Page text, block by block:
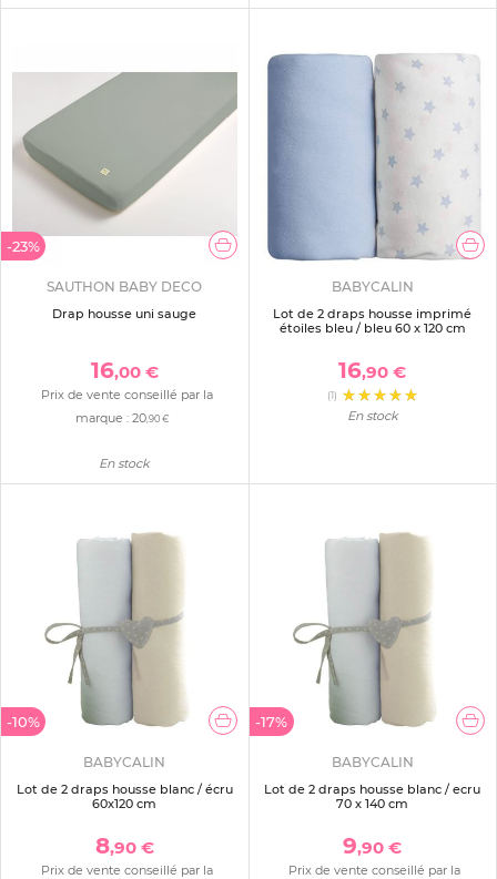
-23%
SAUTHON BABY DECO
Drap housse uni sauge
16,00 €
Prix de vente conseillé par la
marque : 20,90 €
En stock
BABYCALIN
Lot de 2 draps housse imprimé
étoiles bleu / bleu 60 x 120 cm
16,90 €
(1)
En stock
-10%
BABYCALIN
Lot de 2 draps housse blanc / écru
60x120 cm
8,90 €
Prix de vente conseillé par la
-17%
BABYCALIN
Lot de 2 draps housse blanc / ecru
70 x 140 cm
9,90 €
Prix de vente conseillé par la